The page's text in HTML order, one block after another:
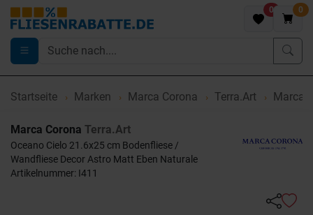
0 0
Startseite Marken Marca Corona Terra.Art Marca
Marca Corona Terra.Art
Oceano Cielo 21.6x25 cm Bodenfliese /
Wandfliese Decor Astro Matt Eben Naturale
Artikelnummer: I411